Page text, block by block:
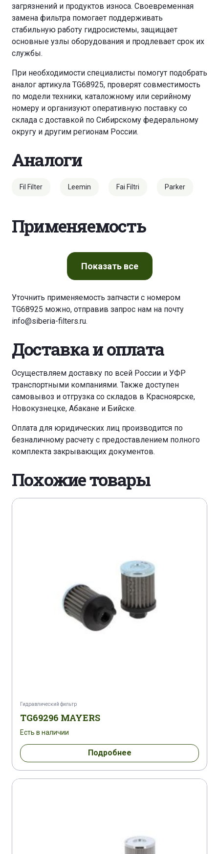
загрязнений и продуктов износа. Своевременная
замена фильтра помогает поддерживать
стабильную работу гидросистемы, защищает
основные узлы оборудования и продлевает срок их
службы.
При необходимости специалисты помогут подобрать
аналог артикула TG68925, проверят совместимость
по модели техники, каталожному или серийному
номеру и организуют оперативную поставку со
склада с доставкой по Сибирскому федеральному
округу и другим регионам России.
Аналоги
Fil Filter Leemin Fai Filtri Parker
Применяемость
Показатьвсе
Уточнить применяемость запчасти с номером
TG68925 можно, отправив запрос нам на почту
info@siberia-filters.ru.
Доставка и оплата
Осуществляем доставку по всей России и УФР
транспортными компаниями. Также доступен
самовывоз и отгрузка со складов в Красноярске,
Новокузнецке, Абакане и Бийске.
Оплата для юридических лиц производится по
безналичному расчету с предоставлением полного
комплекта закрывающих документов.
Похожие товары
Гидравлический фильтр
TG69296 MAYERS
Есть в наличии
Подробнее